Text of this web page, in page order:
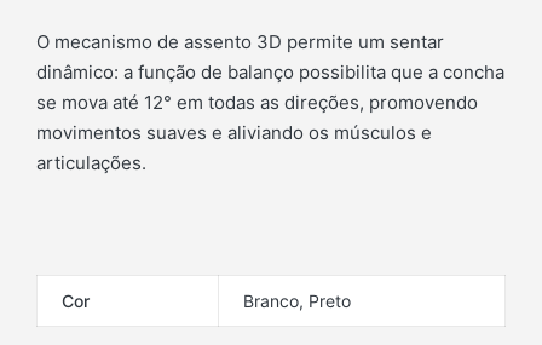
O mecanismo de assento 3D permite um sentar
dinâmico: a função de balanço possibilita que a concha
se mova até 12° em todas as direções, promovendo
movimentos suaves e aliviando os músculos e
articulações.
Cor Branco, Preto